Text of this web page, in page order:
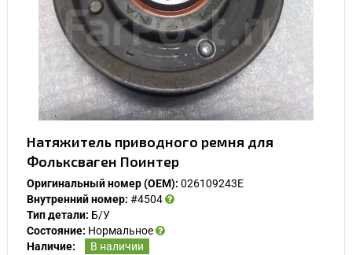
Натяжитель приводного ремня для
Фольксваген Поинтер
Оригинальный номер (OEM): 026109243E
Внутренний номер: #4504
Тип детали: Б/У
Состояние: Нормальное
Наличие:
В наличии